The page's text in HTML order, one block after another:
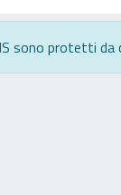
sono protetti